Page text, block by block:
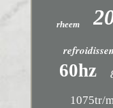
rheem
60hz
1075tr/